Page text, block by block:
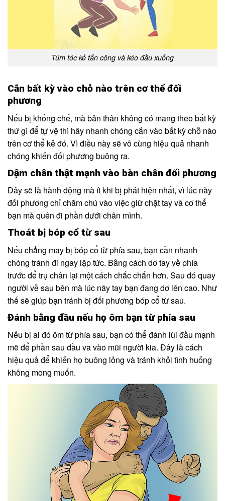
Túm tóc kẻ tấn công và kéo đầu xuống
Cắn bất kỳ vào chỗ nào trên cơ thể đối
phương
Nếu bị khống chế, mà bản thân không có mang theo bất kỳ
thứ gì để tự vệ thì hãy nhanh chóng cắn vào bất kỳ chỗ nào
trên cơ thể kẻ đó. Vì điều này sẽ vô cùng hiệu quả nhanh
chóng khiến đối phương buông ra.
Dậm chân thật mạnh vào bàn chân đối phương
Đây sẽ là hành động mà ít khi bị phát hiện nhất, vì lúc này
đối phương chỉ chăm chú vào việc giữ chặt tay và cơ thể
bạn mà quên đi phần dưới chân mình.
Thoát bị bóp cổ từ sau
Nếu chẳng may bị bóp cổ từ phía sau, bạn cần nhanh
chóng tránh đi ngay lập tức. Bằng cách dơ tay về phía
trước để trụ chân lại một cách chắc chắn hơn. Sau đó quay
người về sau bên mà lúc nãy tay bạn đang dơ lên cao. Như
thế sẽ giúp bạn tránh bị đối phương bóp cổ từ sau.
Đánh bằng đầu nếu họ ôm bạn từ phía sau
Nếu bị ai đó ôm từ phía sau, bạn có thể đánh lùi đầu mạnh
mẽ để phần sau đầu va vào mũi người kia. Đây là cách
hiệu quả để khiến họ buông lỏng và tránh khỏi tình huống
không mong muốn.